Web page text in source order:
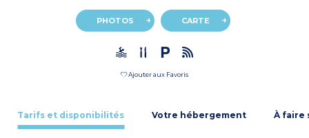
PHOTOS CARTE
Ajouter aux Favoris
Tarifs et disponibilités Votre hébergement À faire